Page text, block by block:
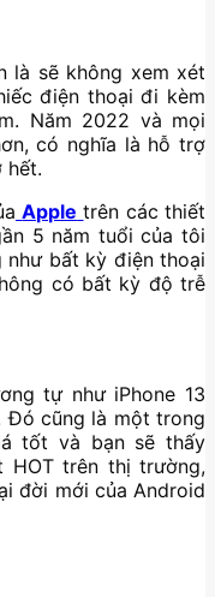
là sẽ không xem xét
điện thoại đi kèm
Năm 2022 và mọi
có nghĩa là hỗ trợ
hết.
Apple trên các thiết
5 năm tuổi của tôi
như bất kỳ điện thoại
có bất kỳ độ trễ
tự như iPhone 13
Đó cũng là một trong
tốt và bạn sẽ thấy
HOT trên thị trường,
đời mới của Android